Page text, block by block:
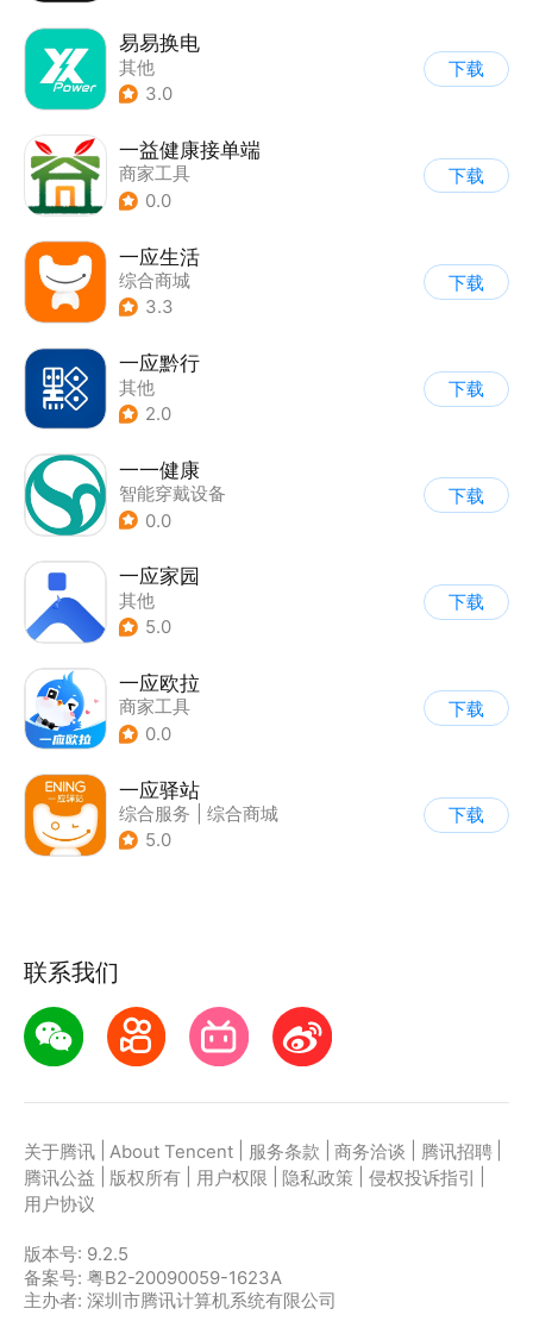
易易换电
其他
3.0
下载
一益健康接单端
商家工具
0.0
下载
一应生活
综合商城
3.3
下载
一应黔行
其他
2.0
下载
一一健康
智能穿戴设备
0.0
下载
一应家园
其他
5.0
下载
一应欧拉
商家工具
0.0
下载
一应驿站
综合服务
综合商城
5.0
下载
联系我们
关于腾讯 About Tencent 服务条款 商务洽谈 腾讯招聘
腾讯公益
版权所有 用户权限 隐私政策 侵权投诉指引
用户协议
版本号: 9.2.5
备案号: 粤B2-20090059-1623A
主办者: 深圳市腾讯计算机系统有限公司